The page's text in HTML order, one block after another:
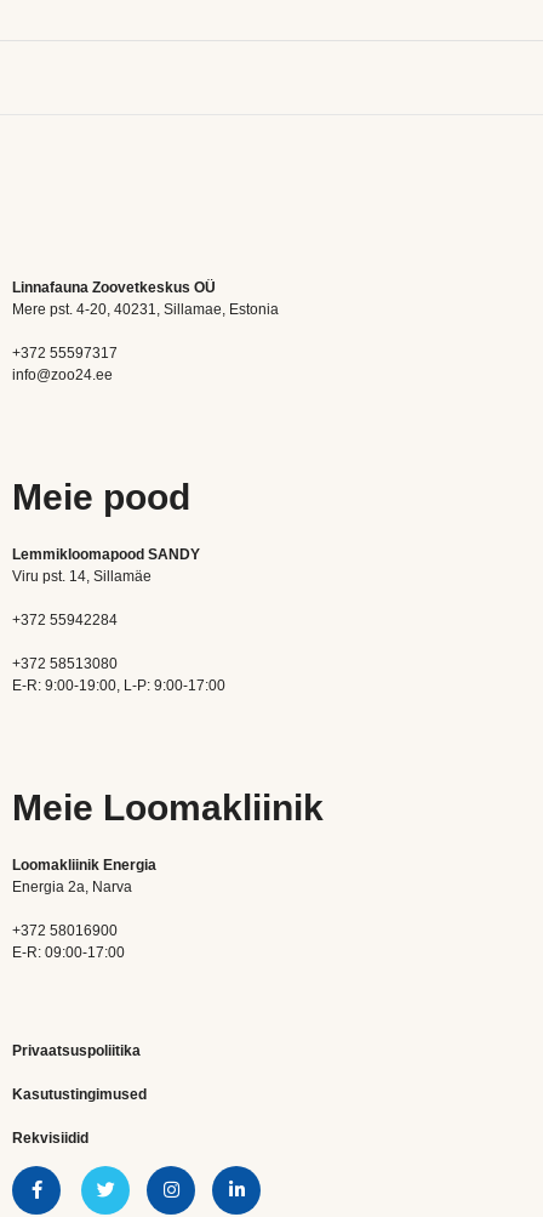
Linnafauna Zoovetkeskus OÜ
Mere pst. 4-20, 40231, Sillamae, Estonia
+372 55597317
info@zoo24.ee
Meie pood
Lemmikloomapood SANDY
Viru pst. 14, Sillamäe
+372 55942284
+372 58513080
E-R: 9:00-19:00, L-P: 9:00-17:00
Meie Loomakliinik
Loomakliinik Energia
Energia 2a, Narva
+372 58016900
E-R: 09:00-17:00
Privaatsuspoliitika
Kasutustingimused
Rekvisiidid